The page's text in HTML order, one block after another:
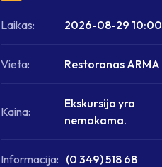
Laikas: 2026-08-29 10:00
Vieta: Restoranas ARMA
Kaina:
Ekskursija yra
nemokama.
Informacija: (0 349) 518 68